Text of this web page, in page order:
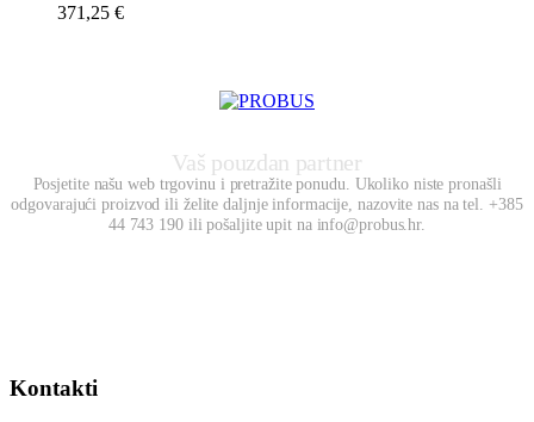
371,25 €
Vaš pouzdan partner
Posjetite našu web trgovinu i pretražite ponudu. Ukoliko niste pronašli
odgovarajući proizvod ili želite daljnje informacije, nazovite nas na tel. +385
44 743 190 ili pošaljite upit na info@probus.hr.
Kontakti